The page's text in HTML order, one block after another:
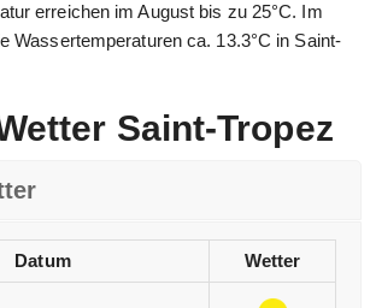
erreichen im August bis zu 25°C. Im
Wassertemperaturen ca. 13.3°C in Saint-
Saint-Tropez
Datum Wetter